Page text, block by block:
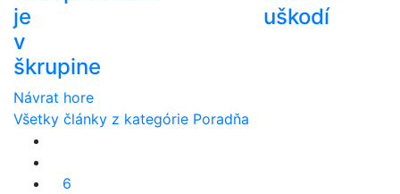
je
v
škrupine
uškodí
Návrat hore
Všetky články z kategórie Poradňa
6